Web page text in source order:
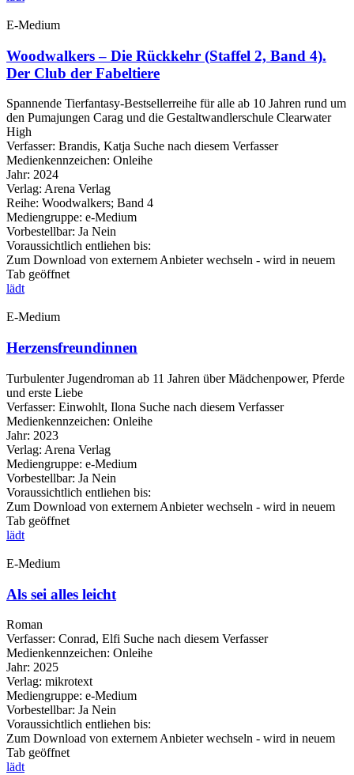
E-Medium
Woodwalkers – Die Rückkehr (Staffel 2, Band 4).
Der Club der Fabeltiere
Spannende Tierfantasy-Bestsellerreihe für alle ab 10 Jahren rund um
den Pumajungen Carag und die Gestaltwandlerschule Clearwater
High
Verfasser: Brandis, Katja Suche nach diesem Verfasser
Medienkennzeichen: Onleihe
Jahr: 2024
Verlag: Arena Verlag
Reihe: Woodwalkers; Band 4
Mediengruppe: e-Medium
Vorbestellbar: Ja Nein
Voraussichtlich entliehen bis:
Zum Download von externem Anbieter wechseln - wird in neuem
Tab geöffnet
lädt
E-Medium
Herzensfreundinnen
Turbulenter Jugendroman ab 11 Jahren über Mädchenpower, Pferde
und erste Liebe
Verfasser: Einwohlt, Ilona Suche nach diesem Verfasser
Medienkennzeichen: Onleihe
Jahr: 2023
Verlag: Arena Verlag
Mediengruppe: e-Medium
Vorbestellbar: Ja Nein
Voraussichtlich entliehen bis:
Zum Download von externem Anbieter wechseln - wird in neuem
Tab geöffnet
lädt
E-Medium
Als sei alles leicht
Roman
Verfasser: Conrad, Elfi Suche nach diesem Verfasser
Medienkennzeichen: Onleihe
Jahr: 2025
Verlag: mikrotext
Mediengruppe: e-Medium
Vorbestellbar: Ja Nein
Voraussichtlich entliehen bis:
Zum Download von externem Anbieter wechseln - wird in neuem
Tab geöffnet
lädt